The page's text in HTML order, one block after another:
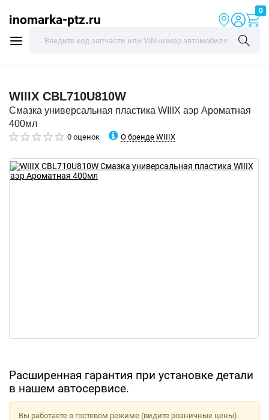
inomarka-ptz.ru
0
WIIIX CBL710U810W
Смазка универсальная пластика WIIIX аэр Ароматная
400мл
0 оценок О бренде WIIIX
Расширенная гарантия при установке детали
в нашем автосервисе.
Вы работаете в гостевом режиме (видите розничные цены).